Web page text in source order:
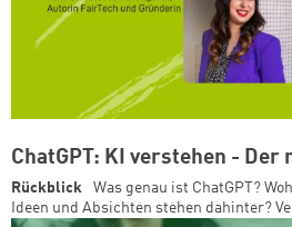
ChatGPT: KI verstehen - Der
Rückblick
Was genau ist ChatGPT?
Ideen und Absichten stehen dahinter?